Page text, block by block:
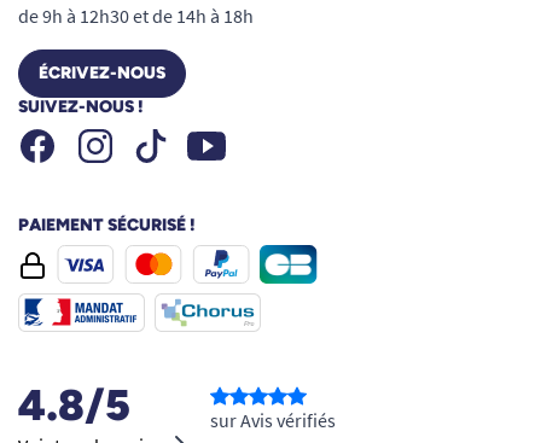
de 9h à 12h30 et de 14h à 18h
ÉCRIVEZ-NOUS
SUIVEZ-NOUS !
FacebookInstagramTiktok Youtube
PAIEMENT SÉCURISÉ !
4.8/5 sur Avis vérifiés